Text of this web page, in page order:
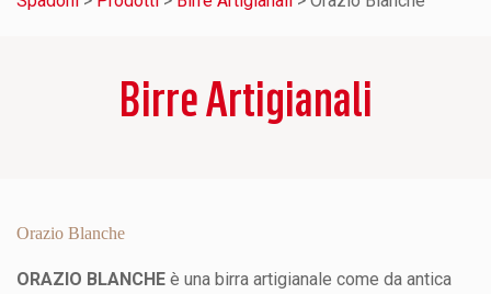
Birre Artigianali
Orazio Blanche
ORAZIO BLANCHE è una birra artigianale come da antica